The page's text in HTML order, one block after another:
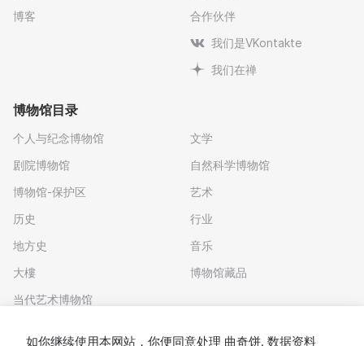
博客
合作伙伴
我们是VKontakte
我们在禅
博物馆目录
个人与纪念博物馆
剧院博物馆
博物馆-保护区
历史
地方史
大樓
当代艺术博物馆
文学
自然科学博物馆
艺术
行业
音乐
博物馆藏品
如你继续使用本网站，你便同意处理 曲奇饼. 数据资料